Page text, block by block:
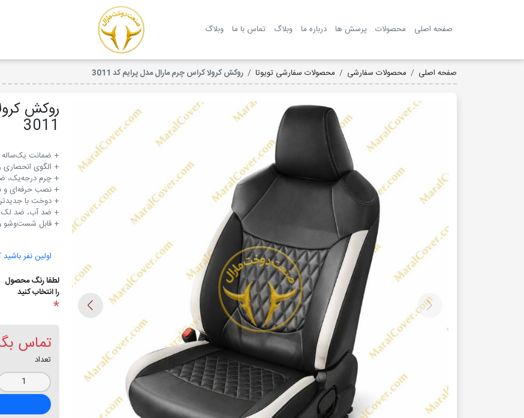
صفحه اصلی محصولات پرسش ها درباره ما وبلاگ تماس با ما وبلاگ
صفحه اصلی محصولات سفارشی محصولات سفارشی تویوتا روکش کرولا کراس چرم مارال مدل پرایم کد 3011
روکش
3011
+ قابل شست‌وشو
اولین نفر
لطفا رنگ محصول
را انتخاب کنید
*
تماس
تعداد